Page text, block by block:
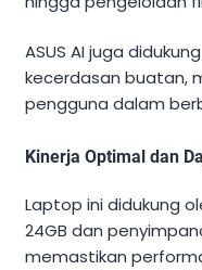
ASUS AI juga
kecerdasan buatan,
pengguna dalam
Kinerja Optimal dan
Laptop ini didukung
24GB dan
memastikan